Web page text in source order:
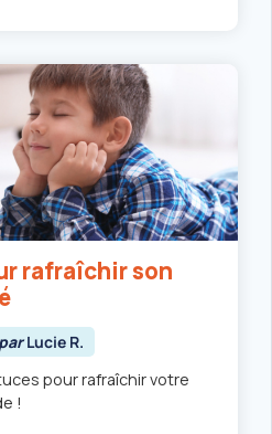
rafraîchir son
parLucie R.
pour rafraîchir votre
!